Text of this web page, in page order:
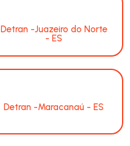
Detran -Juazeiro do Norte
- ES
Detran -Maracanaú - ES